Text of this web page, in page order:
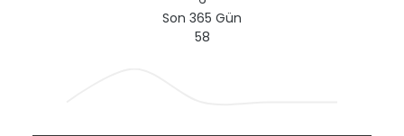
Son 365 Gün
58